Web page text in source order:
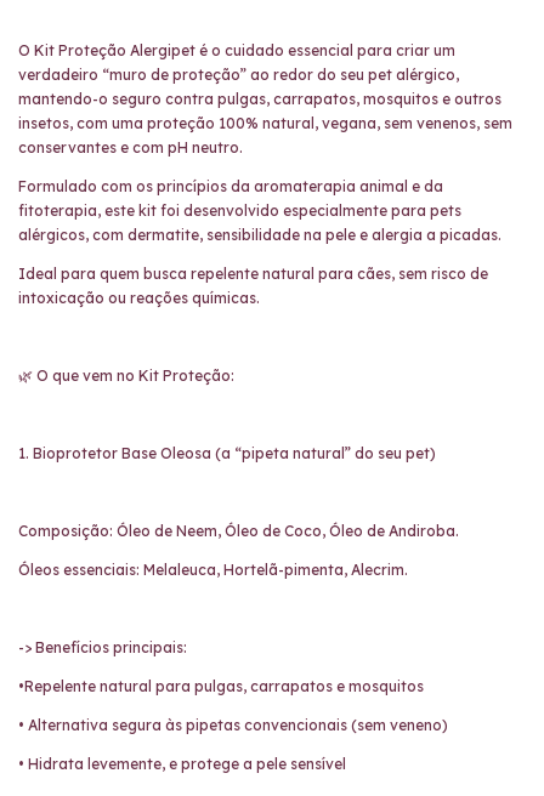
O Kit Proteção Alergipet é o cuidado essencial para criar um
verdadeiro “muro de proteção” ao redor do seu pet alérgico,
mantendo-o seguro contra pulgas, carrapatos, mosquitos e outros
insetos, com uma proteção 100% natural, vegana, sem venenos, sem
conservantes e com pH neutro.
Formulado com os princípios da aromaterapia animal e da
fitoterapia, este kit foi desenvolvido especialmente para pets
alérgicos, com dermatite, sensibilidade na pele e alergia a picadas.
Ideal para quem busca repelente natural para cães, sem risco de
intoxicação ou reações químicas.
🌿 O que vem no Kit Proteção:
1. Bioprotetor Base Oleosa (a “pipeta natural” do seu pet)
Composição: Óleo de Neem, Óleo de Coco, Óleo de Andiroba.
Óleos essenciais: Melaleuca, Hortelã-pimenta, Alecrim.
-> Benefícios principais:
•Repelente natural para pulgas, carrapatos e mosquitos
• Alternativa segura às pipetas convencionais (sem veneno)
• Hidrata levemente, e protege a pele sensível